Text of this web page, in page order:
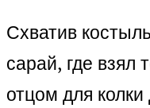
Схватив
сарай, где взял
отцом для